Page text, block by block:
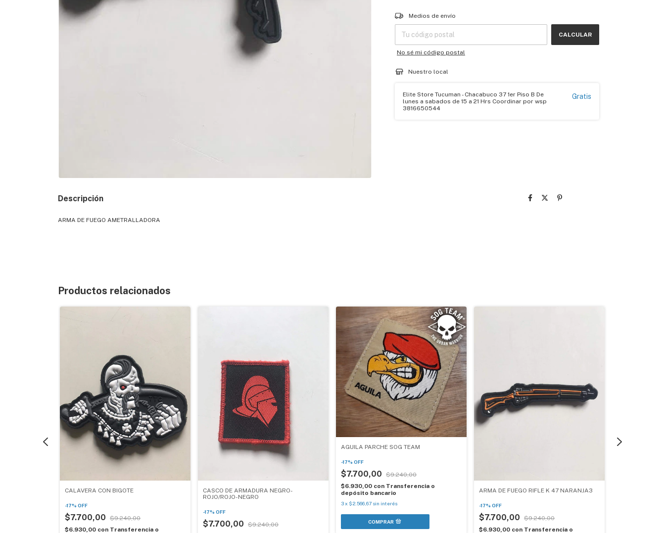
Entregas para el CP:
Medios de envío
CALCULAR
No sé mi código postal
Nuestro local
Elite Store Tucuman - Chacabuco 37 1er Piso B De
lunes a sabados de 15 a 21 Hrs Coordinar por wsp
3816650544
Gratis
Descripción
ARMA DE FUEGO AMETRALLADORA
Productos relacionados
CALAVERA CON BIGOTE
-17% OFF
$7.700,00
$9.240,00
$6.930,00 con Transferencia o
CASCO DE ARMADURA NEGRO-
ROJO/ROJO-NEGRO
-17% OFF
$7.700,00
$9.240,00
AGUILA PARCHE SOG TEAM
-17% OFF
$7.700,00
$9.240,00
$6.930,00 con Transferencia o
depósito bancario
3x $2.566,67 sin interés
ARMA DE FUEGO RIFLE K 47 NARANJA3
-17% OFF
$7.700,00
$9.240,00
$6.930,00 con Transferencia o